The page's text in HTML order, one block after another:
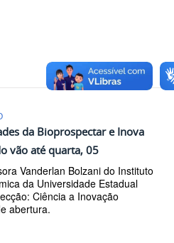
da Bioprospectar e Inova
vão até quarta, 05
Vanderlan Bolzani do Instituto
da Universidade Estadual
Ciência a Inovação
abertura.